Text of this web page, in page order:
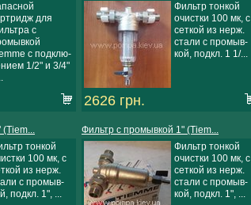
для
с
с подклю-
1/2" и 3/4"
Фильтр тонкой
очистки 100 мк, с
сеткой из нерж.
стали с промыв-
кой, подкл. 1 1/...
2626 грн.
тонкой
100 мк, с
из нерж.
с промыв-
подкл. 1", ...
Фильтр с промывкой 1" (Tiem...
Фильтр тонкой
очистки 100 мк, с
сеткой из нерж.
стали с промыв-
кой, подкл. 1", ...